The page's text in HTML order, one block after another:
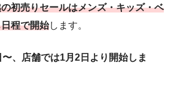
初売りセールはメンズ・キッズ・ベ
程で開始します。
、店舗では1月2日より開始しま